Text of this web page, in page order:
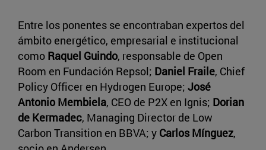
Entre los ponentes se encontraban expertos del
ámbito energético, empresarial e institucional
como Raquel Guindo, responsable de Open
Room en Fundación Repsol; Daniel Fraile, Chief
Policy Officer en Hydrogen Europe; José
Antonio Membiela, CEO de P2X en Ignis; Dorian
de Kermadec, Managing Director de Low
Carbon Transition en BBVA; y Carlos Mínguez,